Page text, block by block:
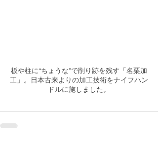
板や柱に“ちょうな”で削り跡を残す「名栗加
工」。日本古来よりの加工技術をナイフハン
ドルに施しました。